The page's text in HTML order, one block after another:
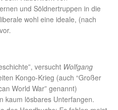
und Söldnertruppen in die
wohl eine ideale, (nach
versucht Wolfgang
Kongo-Krieg (auch “Großer
World War” genannt)
kaum lösbares Unterfangen.